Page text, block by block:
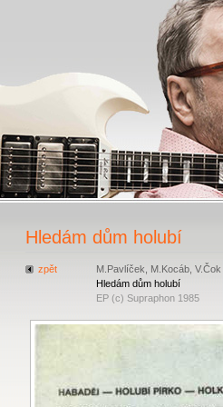
Hledám dům holubí
zpět
M.Pavlíček, M.Kocáb, V.Čok
Hledám dům holubí
EP (c) Supraphon 1985